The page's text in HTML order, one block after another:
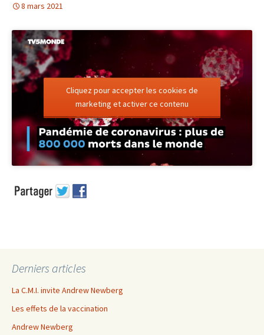
8 mars 2021
Cliquez pour accepter les cookies de
marketing et activer ce contenu
Derniers articles
La C.M.I. invite Andrew Newberg
Les effets de la vaccination
Andrew Newberg